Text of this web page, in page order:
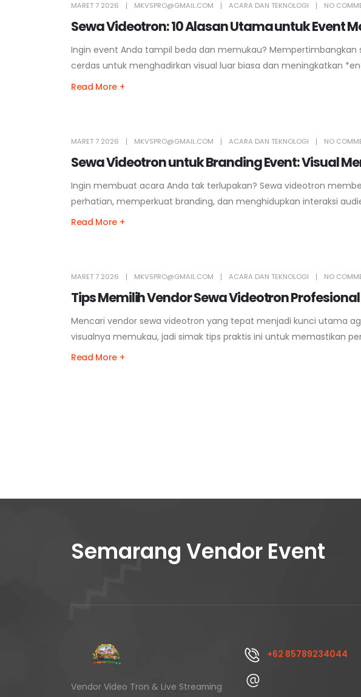
MARET 7 2026 MKVSPRO@GMAIL.COM ACARA DAN TEKNOLOGI NO
Sewa Videotron: 10 Alasan Utama untuk Event
Ingin event Anda tampil beda dan memukau? Mempertimbangkan
cerdas untuk menghadirkan visual luar biasa dan meningkatkan
Read More +
MARET 7 2026 MKVSPRO@GMAIL.COM ACARA DAN TEKNOLOGI NO
Sewa Videotron untuk Branding Event: Visual
Ingin membuat acara Anda tak terlupakan? Sewa videotron
perhatian, memperkuat branding, dan menghidupkan interaksi
Read More +
MARET 7 2026 MKVSPRO@GMAIL.COM ACARA DAN TEKNOLOGI NO
Tips Memilih Vendor Sewa Videotron
Mencari vendor sewa videotron yang tepat menjadi kunci utama
visualnya memukau, jadi simak tips praktis ini untuk memastikan
Read More +
Semarang Vendor Event
Vendor Video Tron & Live Streaming
+62 85789234044